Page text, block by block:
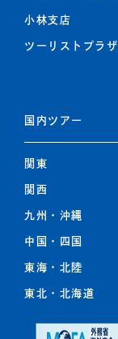
小林支店
ツーリストプラ
国内ツアー
関東
関西
九州 ・ 沖縄
中国・四国
東海・北陸
東北 ・ 北海道